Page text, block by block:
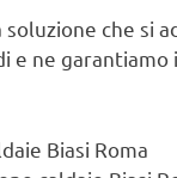
soluzione che si
e ne
Biasi Roma